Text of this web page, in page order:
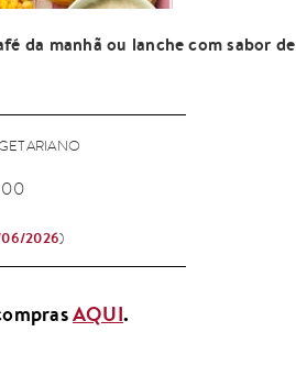
da manhã ou lanche com sabor de
06/2026)
AQUI.